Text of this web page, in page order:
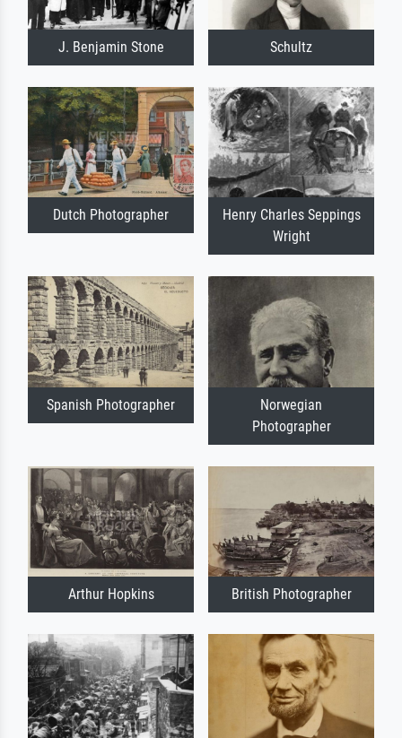
J. Benjamin Stone Schultz
Dutch Photographer
Henry Charles Seppings
Wright
Spanish Photographer
Norwegian
Photographer
Arthur Hopkins British Photographer